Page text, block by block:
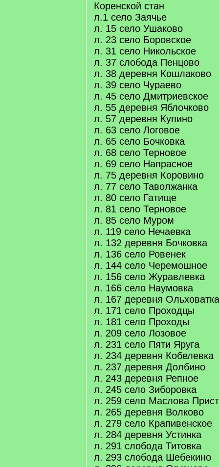
Коренской стан
л.1 село Заячье
л. 15 село Ушаково
л. 23 село Боровское
л. 31 село Никольское
л. 37 слобода Пенцово
л. 38 деревня Кошлаково
л. 39 село Чураево
л. 45 село Дмитриевское
л. 55 деревня Яблочково
л. 57 деревня Купино
л. 63 село Логовое
л. 65 село Бочковка
л. 68 село Терновое
л. 69 село Напрасное
л. 75 деревня Коровино
л. 77 село Таволжанка
л. 80 село Гатище
л. 81 село Терновое
л. 85 село Муром
л. 119 село Нечаевка
л. 132 деревня Бочковка
л. 136 село Ровенек
л. 144 село Черемошное
л. 156 село Журавлевка
л. 166 село Наумовка
л. 167 деревня Ольховатка
л. 171 село Проходцы
л. 181 село Проходы
л. 209 село Лозовое
л. 231 село Пяти Яруга
л. 234 деревня Кобелевка
л. 237 деревня Долбино
л. 243 деревня Репное
л. 245 село Зиборовка
л. 259 село Маслова
л. 265 деревня Волково
л. 279 село Крапивенское
л. 284 деревня Устинка
л. 291 слобода Титовка
л. 293 слобода Шебекино